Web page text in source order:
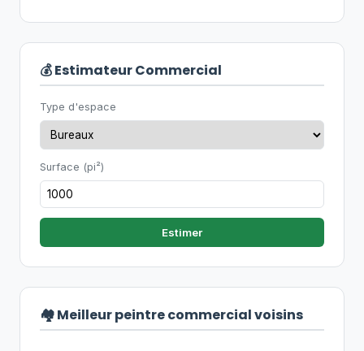
💰 Estimateur Commercial
Type d'espace
Surface (pi²)
Estimer
🏘️ Meilleur peintre commercial voisins